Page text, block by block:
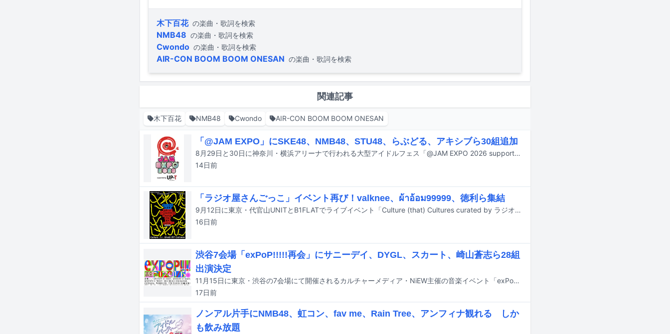
木下百花 の楽曲・歌詞を検索
NMB48 の楽曲・歌詞を検索
Cwondo の楽曲・歌詞を検索
AIR-CON BOOM BOOM ONESAN の楽曲・歌詞を検索
関連記事
木下百花 NMB48 Cwondo AIR-CON BOOM BOOM ONESAN
「@JAM EXPO」にSKE48、NMB48、STU48、らぶどる、アキシブら30組追加
8月29日と30日に神奈川・横浜アリーナで行われる大型アイドルフェス「@JAM EXPO 2026 supported by UP-T」の出演アーティスト第7弾が発表された。
14日前
「ラジオ屋さんごっこ」イベント再び！valknee、ผ้าอ้อม99999、徳利ら集結
9月12日に東京・代官山UNITとB1FLATでライブイベント「Culture (that) Cultures curated by ラジオ屋さんごっこ」が開催される。
16日前
渋谷7会場「exPoP!!!!!再会」にサニーデイ、DYGL、スカート、崎山蒼志ら28組
出演決定
11月15日に東京・渋谷の7会場にて開催されるカルチャーメディア・NiEW主催の音楽イベント「exPoP!!!!!再会 2026」の出演アーティスト第1弾が発表された。
17日前
ノンアル片手にNMB48、虹コン、fav me、Rain Tree、アンフィナ観れる しか
も飲み放題